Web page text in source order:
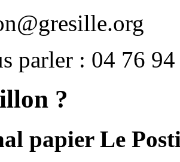
parler : 04 76
?
papier Le